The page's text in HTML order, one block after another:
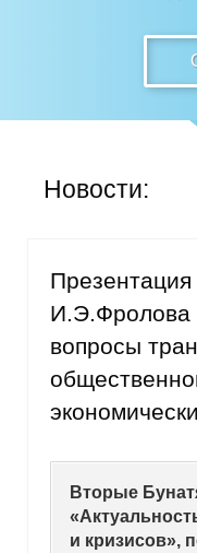
Выпуски
Общие
Отрасли и
Новости:
И.Э.Фролова
вопросы
Вторые
и кризисов»,